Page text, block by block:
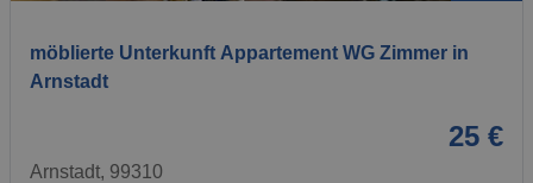
möblierte Unterkunft Appartement WG Zimmer in
Arnstadt
25 €
Arnstadt, 99310